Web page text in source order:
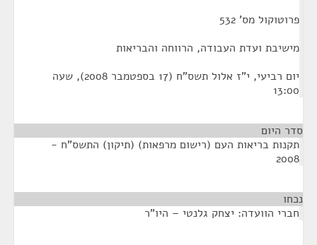
פרוטוקול מס' 532
מישיבת ועדת העבודה, הרווחה והבריאות
יום רביעי, י"ז אלול תשס"ח (17 בספטמבר 2008), שעה
13:00
סדר היום
תקנות בריאות העם (רישום מרפאות) (תיקון) התשס"ח -
2008
נכחו
חברי הוועדה: יצחק גלנטי – היו"ר